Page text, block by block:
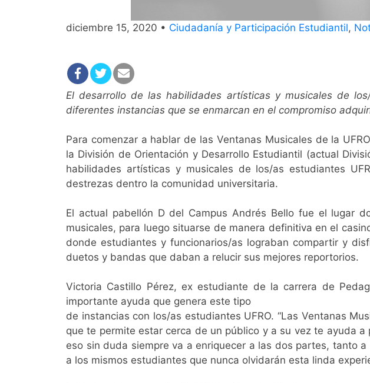
diciembre 15, 2020 • Ciudadanía y Participación Estudiantil,
El desarrollo de las habilidades artísticas y musicales de
diferentes instancias que se enmarcan en el compromiso
Para comenzar a hablar de las Ventanas Musicales de la
la División de Orientación y Desarrollo Estudiantil (actual
habilidades artísticas y musicales de los/as estudiantes
destrezas dentro la comunidad universitaria.
El actual pabellón D del Campus Andrés Bello fue el lugar
musicales, para luego situarse de manera definitiva en el
donde estudiantes y funcionarios/as lograban compartir y
duetos y bandas que daban a relucir sus mejores reportorios.
Victoria Castillo Pérez, ex estudiante de la carrera de
importante ayuda que genera este tipo
de instancias con los/as estudiantes UFRO. “Las Ventanas
que te permite estar cerca de un público y a su vez te ayuda
eso sin duda siempre va a enriquecer a las dos partes, tanto
a los mismos estudiantes que nunca olvidarán esta linda